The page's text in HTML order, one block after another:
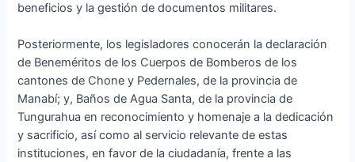
beneficios y la gestión de documentos militares.
Posteriormente, los legisladores conocerán la declaración
de Beneméritos de los Cuerpos de Bomberos de los
cantones de Chone y Pedernales, de la provincia de
Manabí; y, Baños de Agua Santa, de la provincia de
Tungurahua en reconocimiento y homenaje a la dedicación
y sacrificio, así como al servicio relevante de estas
instituciones, en favor de la ciudadanía, frente a las